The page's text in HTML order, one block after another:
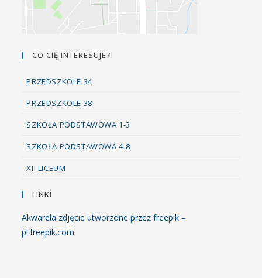
CO CIĘ INTERESUJE?
PRZEDSZKOLE 34
PRZEDSZKOLE 38
SZKOŁA PODSTAWOWA 1-3
SZKOŁA PODSTAWOWA 4-8
XII LICEUM
LINKI
Akwarela zdjęcie utworzone przez freepik –
pl.freepik.com